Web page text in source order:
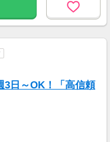
3日～OK！「高信頼